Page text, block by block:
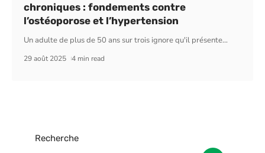
chroniques : fondements contre
l’ostéoporose et l’hypertension
Un adulte de plus de 50 ans sur trois ignore qu'il présente…
29 août 2025 4 min read
Recherche